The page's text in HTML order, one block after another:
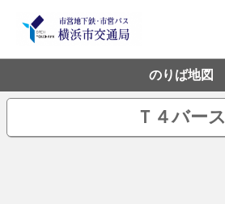
のりば地図
Ｔ４バース